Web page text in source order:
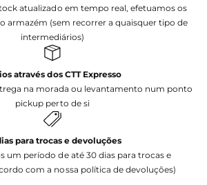
curto prazo, melhora a
de observação e promove o
rápido. Além disso, as imagens
os jogadores a uma ampla
expandindo o seu
geral de forma lúdica.
que estimula a memória e
atualizado em tempo real, efetuamos os
armazém (sem recorrer a quaisquer tipo de
intermediários)
através dos CTT Expresso
na morada ou levantamento num ponto
pickup perto de si
para trocas e devoluções
um período de até 30 dias para trocas e
com a nossa política de devoluções)